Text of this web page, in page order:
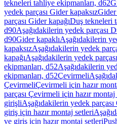
tekneleri tahliye ekipmanları, d62
yedek parçası Gider kapaksızGider
parçası Gider kapağıDuş tekneleri
d90Aşağıdakilerin yedek parçası
d90Gider kapaklıAşağıdakilerin
kapaksızAşağıdakilerin yedek
kapağıAşağıdakilerin yedek
ekipmanları, d52Aşağıdakilerin
ekipmanları, d52Çevirmeli
ÇevirmeliÇevirmeli için hazır
parçası Çevirmeli için hazır montaj
girişliAşağıdakilerin yedek
giriş için hazır montaj setleri
ve giriş için hazır montaj setleri